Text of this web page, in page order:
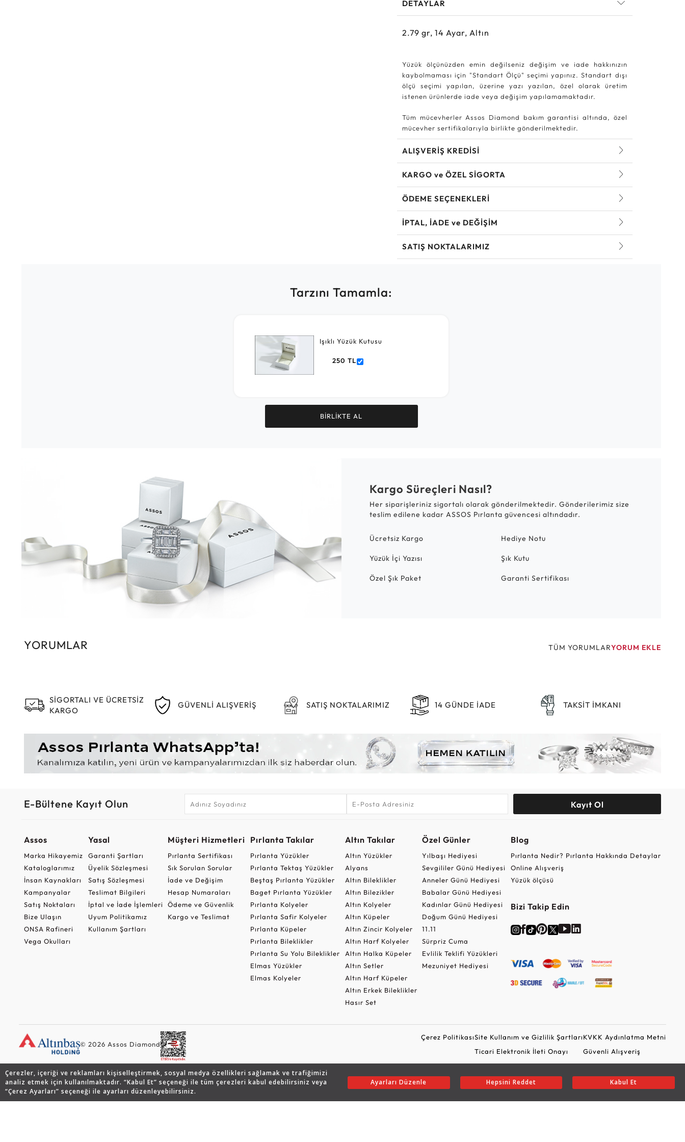
Çerezler, içeriği ve reklamları kişiselleştirmek, sosyal medya özellikleri sağlamak ve trafiğimizi
analiz etmek için kullanılmaktadır. “Kabul Et” seçeneği ile tüm çerezleri kabul edebilirsiniz veya
“Çerez Ayarları” seçeneği ile ayarları düzenleyebilirsiniz.
Ayarları Düzenle Hepsini Reddet Kabul Et
DETAYLAR
2.79gr,14Ayar, Altın
Yüzük ölçünüzden emin değilseniz değişim ve iade hakkınızın
kaybolmaması için "Standart Ölçü" seçimi yapınız. Standart dışı
ölçü seçimi yapılan, üzerine yazı yazılan, özel olarak üretim
istenen ürünlerde iade veya değişim yapılamamaktadır.
Tüm mücevherler Assos Diamond bakım garantisi altında, özel
mücevher sertifikalarıyla birlikte gönderilmektedir.
ALIŞVERİŞ KREDİSİ
KARGO ve ÖZEL SİGORTA
ÖDEME SEÇENEKLERİ
İPTAL, İADE ve DEĞİŞİM
SATIŞ NOKTALARIMIZ
Tarzını Tamamla:
Işıklı Yüzük Kutusu
250 TL
BİRLİKTE AL
Kargo Süreçleri Nasıl?
Her siparişleriniz sigortalı olarak gönderilmektedir. Gönderilerimiz size
teslim edilene kadar ASSOS Pırlanta güvencesi altındadır.
Ücretsiz Kargo Hediye Notu
Yüzük İçi Yazısı Şık Kutu
Özel Şık Paket Garanti Sertifikası
YORUMLAR TÜM YORUMLARYORUM EKLE
SİGORTALI VE ÜCRETSİZ
KARGO
GÜVENLİ ALIŞVERİŞ SATIŞ NOKTALARIMIZ 14 GÜNDE İADE TAKSİT İMKANI
E-Bültene Kayıt Olun Kayıt Ol
Assos
Marka Hikayemiz
Kataloglarımız
İnsan Kaynakları
Kampanyalar
Satış Noktaları
Bize Ulaşın
ONSA Rafineri
Vega Okulları
Yasal
Garanti Şartları
Üyelik Sözleşmesi
Satış Sözleşmesi
Teslimat Bilgileri
İptal ve İade İşlemleri
Uyum Politikamız
Kullanım Şartları
Müşteri Hizmetleri
Pırlanta Sertifikası
Sık Sorulan Sorular
İade ve Değişim
Hesap Numaraları
Ödeme ve Güvenlik
Kargo ve Teslimat
Pırlanta Takılar
Pırlanta Yüzükler
Pırlanta Tektaş Yüzükler
Beştaş Pırlanta Yüzükler
Baget Pırlanta Yüzükler
Pırlanta Kolyeler
Pırlanta Safir Kolyeler
Pırlanta Küpeler
Pırlanta Bileklikler
Pırlanta Su Yolu Bileklikler
Elmas Yüzükler
Elmas Kolyeler
Altın Takılar
Altın Yüzükler
Alyans
Altın Bileklikler
Altın Bilezikler
Altın Kolyeler
Altın Küpeler
Altın Zincir Kolyeler
Altın Harf Kolyeler
Altın Halka Küpeler
Altın Setler
Altın Harf Küpeler
Altın Erkek Bileklikler
Hasır Set
Özel Günler
Yılbaşı Hediyesi
Sevgililer Günü Hediyesi
Anneler Günü Hediyesi
Babalar Günü Hediyesi
Kadınlar Günü Hediyesi
Doğum Günü Hediyesi
11.11
Sürpriz Cuma
Evlilik Teklifi Yüzükleri
Mezuniyet Hediyesi
Blog
Pırlanta Nedir? Pırlanta Hakkında Detaylar
Online Alışveriş
Yüzük ölçüsü
Bizi Takip Edin
© 2026 Assos Diamond
Çerez PolitikasıSite Kullanım ve Gizlilik Şartları
Ticari Elektronik İleti Onayı
KVKK Aydınlatma Metni
Güvenli Alışveriş
Copyright © 2026 Assos Pırlanta - Bu sitenin tüm hakları saklıdır.